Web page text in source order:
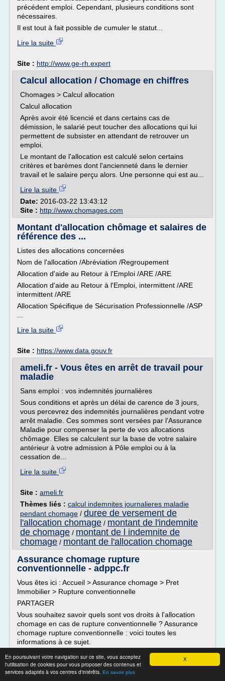
X
En poursuivant votre navigation sur ce site, vous acceptez
l'utilisation de cookies pour vous proposer des contenus et
services adaptés à vos centres d'intérêts. En savoir plus
précédent emploi. Cependant, plusieurs conditions sont
nécessaires.
Il est tout à fait possible de cumuler le statut...
Lire la suite
Site : http://www.ge-rh.expert
Calcul allocation / Chomage en chiffres
Chomages > Calcul allocation
Calcul allocation
Après avoir été licencié et dans certains cas de
démission, le salarié peut toucher des allocations qui lui
permettent de subsister en attendant de retrouver un
emploi.
Le montant de l'allocation est calculé selon certains
critères et barèmes dont l'ancienneté dans le dernier
travail et le salaire perçu alors. Une personne qui est au...
Lire la suite
Date: 2016-03-22 13:43:12
Site : http://www.chomages.com
Montant d'allocation chômage et salaires de
référence des ...
Listes des allocations concernées
Nom de l'allocation /Abréviation /Regroupement
Allocation d'aide au Retour à l'Emploi /ARE /ARE
Allocation d'aide au Retour à l'Emploi, intermittent /ARE
intermittent /ARE
Allocation Spécifique de Sécurisation Professionnelle /ASP
Lire la suite
Site : https://www.data.gouv.fr
ameli.fr - Vous êtes en arrêt de travail pour
maladie
Sans emploi : vos indemnités journalières
Sous conditions et après un délai de carence de 3 jours,
vous percevrez des indemnités journalières pendant votre
arrêt maladie. Ces sommes sont versées par l'Assurance
Maladie pour compenser la perte de vos allocations
chômage. Elles se calculent sur la base de votre salaire
antérieur à votre admission à Pôle emploi ou à la
cessation de...
Lire la suite
Site : ameli.fr
Thèmes liés : calcul indemnites journalieres maladie
pendant chomage / duree de versement de
l'allocation chomage / montant de l'indemnite
de chomage / montant de l indemnite de
chomage / montant de l'allocation chomage
Assurance chomage rupture
conventionnelle - adppc.fr
Vous êtes ici : Accueil > Assurance chomage > Pret
Immobilier > Rupture conventionnelle
PARTAGER
Vous souhaitez savoir quels sont vos droits à l'allocation
chomage en cas de rupture conventionnelle ? Assurance
chomage rupture conventionnelle : voici toutes les
informations à ce sujet.
Qu'est-ce qu'une rupture conventionnelle ?
Une rupture conventionnelle désigne un accord commun
pris entre...